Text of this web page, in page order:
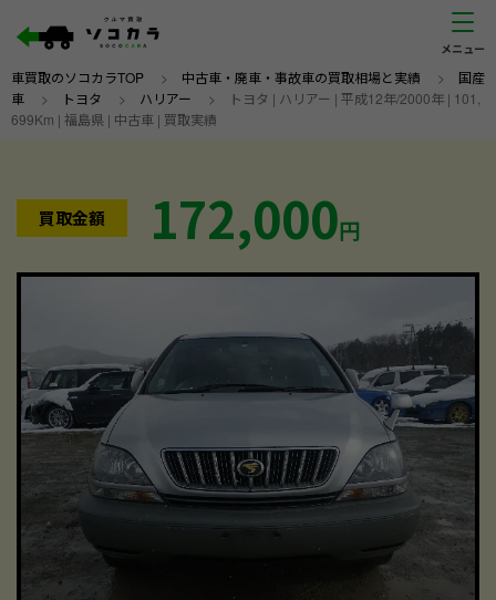
車買取のソコカラTOP > 中古車・廃車・事故車の買取相場と実績 > 国産
車 > トヨタ > ハリアー >
トヨタ | ハリアー | 平成12年/2000年 | 101,
699Km | 福島県 | 中古車 | 買取実績
買取金額 172,000円